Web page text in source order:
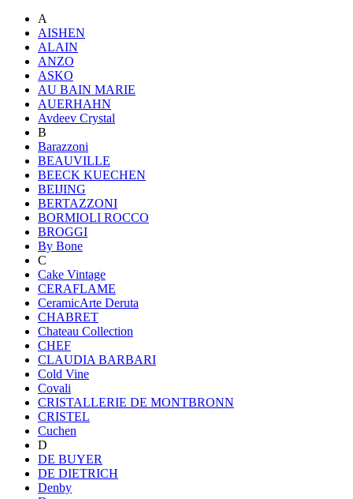
A
AISHEN
ALAIN
ANZO
ASKO
AU BAIN MARIE
AUERHAHN
Avdeev Crystal
B
Barazzoni
BEAUVILLE
BEECK KUECHEN
BEIJING
BERTAZZONI
BORMIOLI ROCCO
BROGGI
By Bone
C
Cake Vintage
CERAFLAME
CeramicArte Deruta
CHABRET
Chateau Collection
CHEF
CLAUDIA BARBARI
Cold Vine
Covali
CRISTALLERIE DE MONTBRONN
CRISTEL
Cuchen
D
DE BUYER
DE DIETRICH
Denby